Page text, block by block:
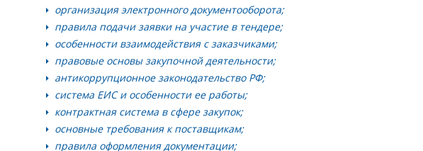
организация электронного документооборота;
правила подачи заявки на участие в тендере;
особенности взаимодействия с заказчиками;
правовые основы закупочной деятельности;
антикоррупционное законодательство РФ;
система ЕИС и особенности ее работы;
контрактная система в сфере закупок;
основные требования к поставщикам;
правила оформления документации;